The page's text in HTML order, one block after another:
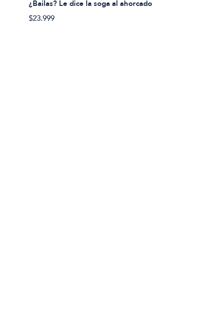
¿Bailas? Le dice la soga al ahorcado
$23.999